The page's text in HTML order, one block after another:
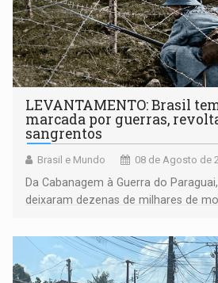
LEVANTAMENTO: Brasil
marcada por guerras,
sangrentos
Brasil e Mundo 08 de Agosto de
Da Cabanagem à Guerra do
deixaram dezenas de milhares de
territoriais e sociais